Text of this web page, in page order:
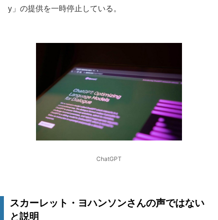
y」の提供を一時停止している。
ChatGPT
スカーレット・ヨハンソンさんの声ではない
と説明